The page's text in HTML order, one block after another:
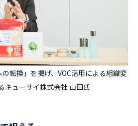
の転換」を掲げ、VOC活用による組織変
キューサイ株式会社 山田氏